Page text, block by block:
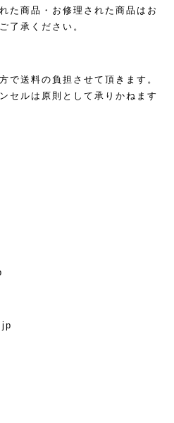
た商品・お修理された商品はお
了承ください。
で送料の負担させて頂きます。
セルは原則として承りかねます